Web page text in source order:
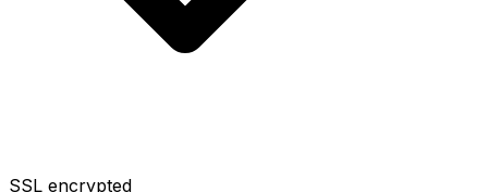
SSL encrypted